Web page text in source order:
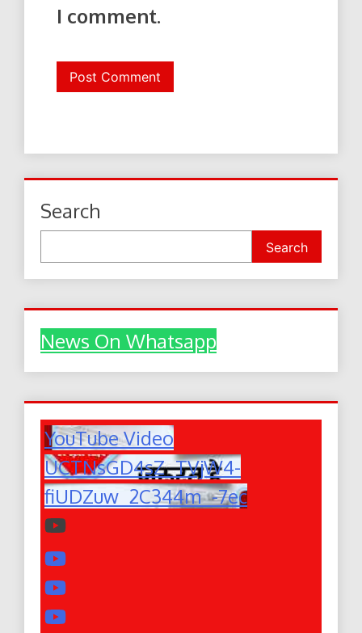
I comment.
Search
Search
News On Whatsapp
YouTube Video
UCTNsGD4sZ_TVjW4-
fiUDZuw_2C344m_-7ec